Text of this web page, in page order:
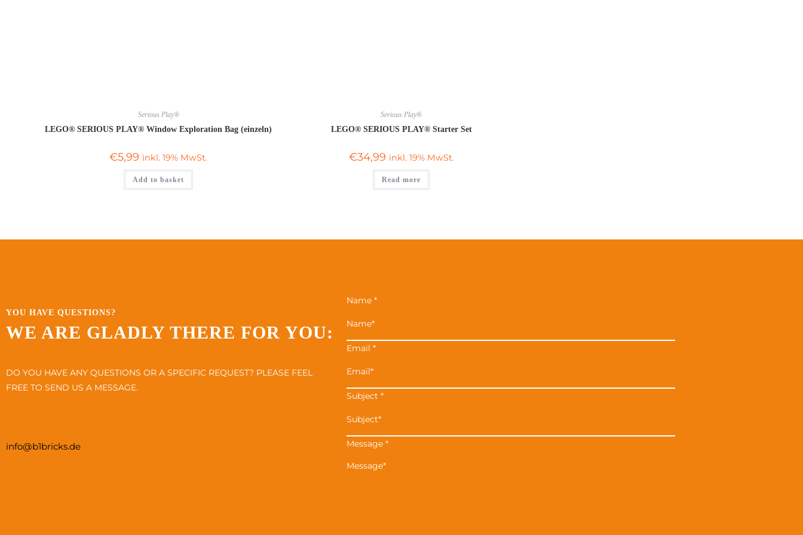
Serious Play®
LEGO® SERIOUS PLAY® Window Exploration Bag (einzeln)
€5,99 inkl. 19% MwSt.
Add to basket
Serious Play®
LEGO® SERIOUS PLAY® Starter Set
€34,99 inkl. 19% MwSt.
Read more
YOU HAVE QUESTIONS?
WE ARE GLADLY THERE FOR YOU:
DO YOU HAVE ANY QUESTIONS OR A SPECIFIC REQUEST? PLEASE FEEL
FREE TO SEND US A MESSAGE.
info@b1bricks.de
Name *
Email *
Subject *
Message *